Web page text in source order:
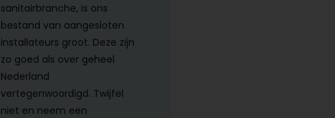
sanitairbranche, is ons
bestand van aangesloten
installateurs groot. Deze zijn
zo goed als over geheel
Nederland
vertegenwoordigd. Twijfel
niet en neem een